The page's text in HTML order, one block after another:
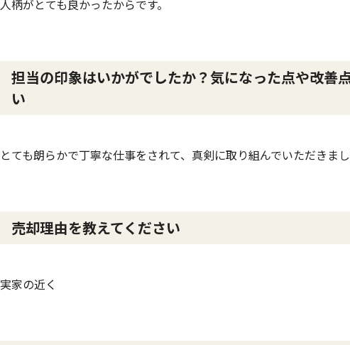
人柄がとても良かったからです。
担当の印象はいかがでしたか？気になった点や改善
い
とても朗らかで丁寧な仕事をされて、真剣に取り組んでいただきまし
売却理由を教えてください
実家の近く